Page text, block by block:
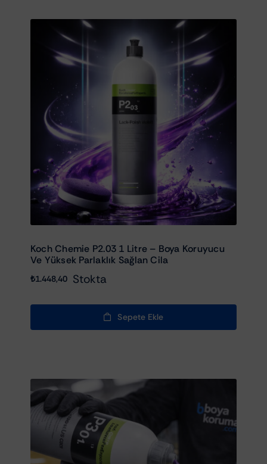
Koch Chemie P2.03 1 Litre – Boya Koruyucu
Ve Yüksek Parlaklık Sağlan Cila
₺1.448,40 Stokta
Sepete Ekle